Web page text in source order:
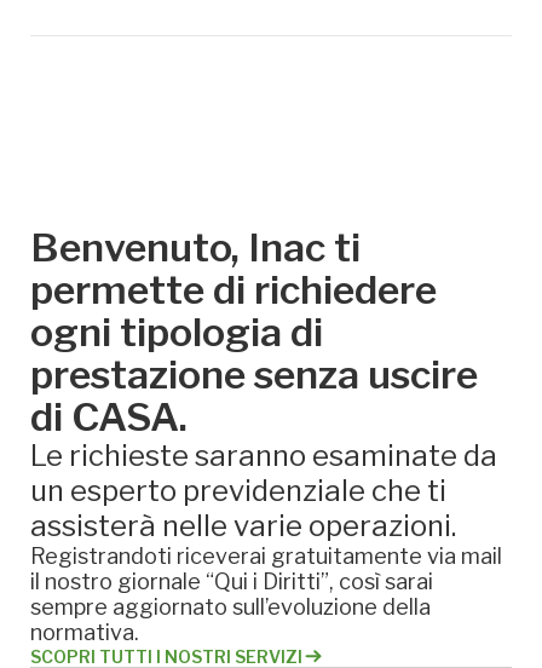
Benvenuto, Inac ti
permette di richiedere
ogni tipologia di
prestazione senza uscire
di CASA.
Le richieste saranno esaminate da
un esperto previdenziale che ti
assisterà nelle varie operazioni.
Registrandoti riceverai gratuitamente via mail
il nostro giornale “Qui i Diritti”, così sarai
sempre aggiornato sull’evoluzione della
normativa.
SCOPRI TUTTI I NOSTRI SERVIZI